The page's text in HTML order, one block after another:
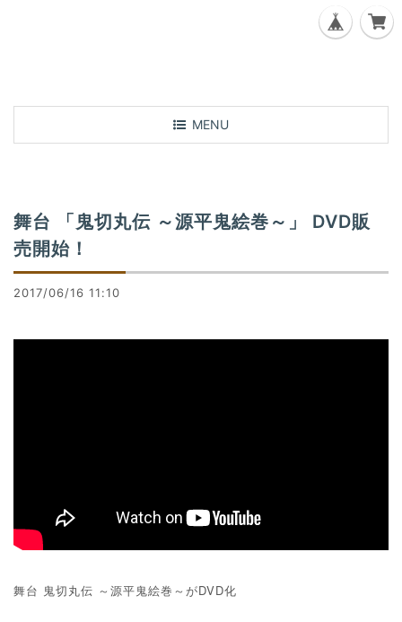
T
o
e
a
MENU
舞台 「鬼切丸伝 ～源平鬼絵巻～」 DVD販
売開始！
2017/06/16 11:10
舞台 鬼切丸伝 ～源平鬼絵巻～がDVD化